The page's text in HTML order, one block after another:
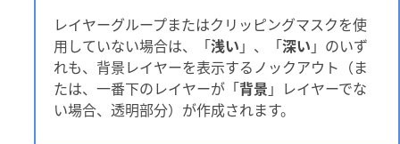
レイヤーグループまたはクリッピングマスクを使
用していない場合は、「浅い 」、「深い 」のいず
れも、背景レイヤーを表示するノックアウト（ま
たは、一番下のレイヤーが「背景 」レイヤーでな
い場合、透明部分）が作成されます。